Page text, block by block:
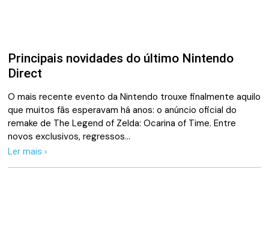
Principais novidades do último Nintendo
Direct
O mais recente evento da Nintendo trouxe finalmente aquilo
que muitos fãs esperavam há anos: o anúncio oficial do
remake de The Legend of Zelda: Ocarina of Time. Entre
novos exclusivos, regressos…
Ler mais ›